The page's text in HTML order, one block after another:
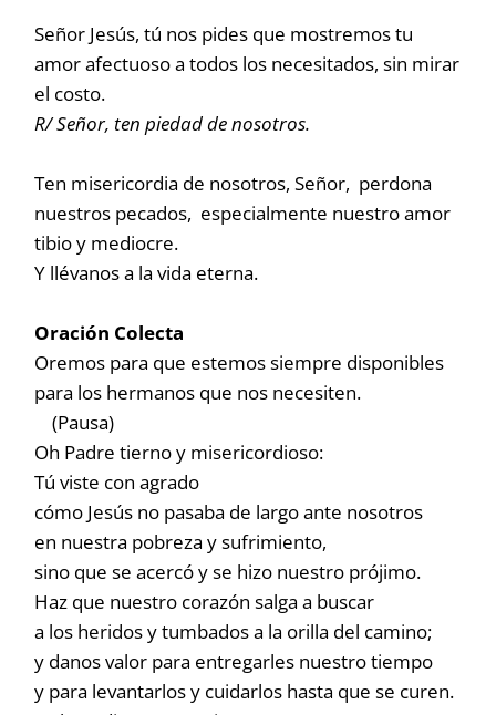
Señor Jesús, tú nos pides que mostremos tu
amor afectuoso a todos los necesitados, sin mirar
el costo.
R/ Señor, ten piedad de nosotros.
Ten misericordia de nosotros, Señor, perdona
nuestros pecados, especialmente nuestro amor
tibio y mediocre.
Y llévanos a la vida eterna.
Oración Colecta
Oremos para que estemos siempre disponibles
para los hermanos que nos necesiten.
(Pausa)
Oh Padre tierno y misericordioso:
Tú viste con agrado
cómo Jesús no pasaba de largo ante nosotros
en nuestra pobreza y sufrimiento,
sino que se acercó y se hizo nuestro prójimo.
Haz que nuestro corazón salga a buscar
a los heridos y tumbados a la orilla del camino;
y danos valor para entregarles nuestro tiempo
y para levantarlos y cuidarlos hasta que se curen.